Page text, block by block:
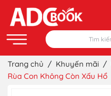
Trang chủ / Khuyến mãi /
Rùa Con Không Còn Xấu Hổ